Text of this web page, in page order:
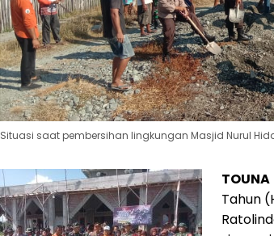
Situasi saat pembersihan lingkungan Masjid Nurul
TOUNA
Tahun